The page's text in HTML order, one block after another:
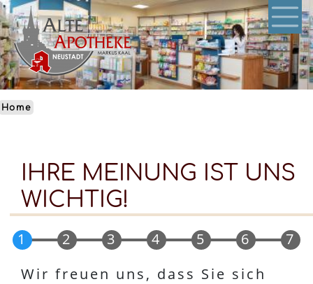
Skip
to
main
content
Home
IHRE MEINUNG IST UNS
WICHTIG!
1 2 3 4 5 6
7
Wir freuen uns, dass Sie sich